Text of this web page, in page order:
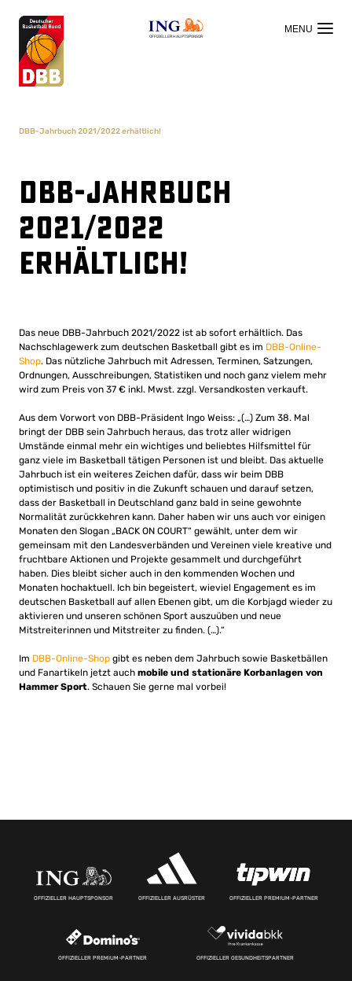
OFFIZIELLER HAUPTSPONSOR
DBB-Jahrbuch 2021/2022 erhältlich!
DBB-Jahrbuch
2021/2022
erhältlich!
Das neue DBB-Jahrbuch 2021/2022 ist ab sofort erhältlich. Das
Nachschlagewerk zum deutschen Basketball gibt es im DBB-Online-
Shop. Das nützliche Jahrbuch mit Adressen, Terminen, Satzungen,
Ordnungen, Ausschreibungen, Statistiken und noch ganz vielem mehr
wird zum Preis von 37 € inkl. Mwst. zzgl. Versandkosten verkauft.
Aus dem Vorwort von DBB-Präsident Ingo Weiss: „(…) Zum 38. Mal
bringt der DBB sein Jahrbuch heraus, das trotz aller widrigen
Umstände einmal mehr ein wichtiges und beliebtes Hilfsmittel für
ganz viele im Basketball tätigen Personen ist und bleibt. Das aktuelle
Jahrbuch ist ein weiteres Zeichen dafür, dass wir beim DBB
optimistisch und positiv in die Zukunft schauen und darauf setzen,
dass der Basketball in Deutschland ganz bald in seine gewohnte
Normalität zurückkehren kann. Daher haben wir uns auch vor einigen
Monaten den Slogan „BACK ON COURT“ gewählt, unter dem wir
gemeinsam mit den Landesverbänden und Vereinen viele kreative und
fruchtbare Aktionen und Projekte gesammelt und durchgeführt
haben. Dies bleibt sicher auch in den kommenden Wochen und
Monaten hochaktuell. Ich bin begeistert, wieviel Engagement es im
deutschen Basketball auf allen Ebenen gibt, um die Korbjagd wieder zu
aktivieren und unseren schönen Sport auszuüben und neue
Mitstreiterinnen und Mitstreiter zu finden. (…).“
Im DBB-Online-Shop gibt es neben dem Jahrbuch sowie Basketbällen
und Fanartikeln jetzt auch mobile und stationäre Korbanlagen von
Hammer Sport. Schauen Sie gerne mal vorbei!
OFFIZIELLER HAUPTSPONSOR OFFIZIELLER AUSRÜSTER OFFIZIELLER PREMIUM-PARTNER
OFFIZIELLER PREMIUM-PARTNER OFFIZIELLER GESUNDHEITSPARTNER